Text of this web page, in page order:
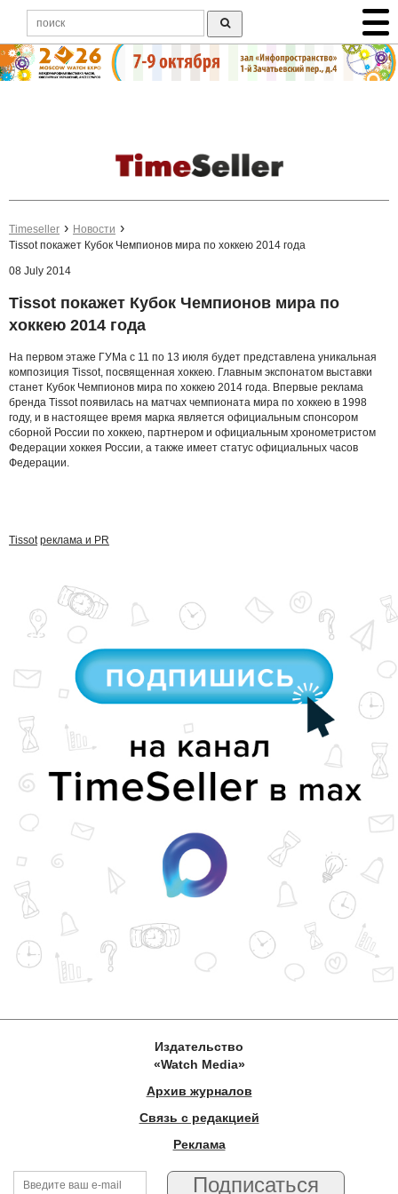
Timeseller
Новости
Tissot покажет Кубок Чемпионов мира по хоккею 2014 года
08 July 2014
Tissot покажет Кубок Чемпионов мира по
хоккею 2014 года
На первом этаже ГУМа с 11 по 13 июля будет представлена уникальная
композиция Tissot, посвященная хоккею. Главным экспонатом выставки
станет Кубок Чемпионов мира по хоккею 2014 года. Впервые реклама
бренда Tissot появилась на матчах чемпионата мира по хоккею в 1998
году, и в настоящее время марка является официальным спонсором
сборной России по хоккею, партнером и официальным хронометристом
Федерации хоккея России, а также имеет статус официальных часов
Федерации.
Tissot реклама и PR
Издательство
«Watch Media»
Архив журналов
Связь с редакцией
Реклама